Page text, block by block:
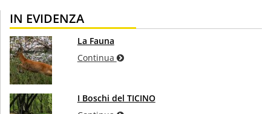
IN EVIDENZA
La Fauna
Continua
I Boschi del TICINO